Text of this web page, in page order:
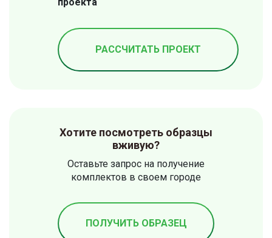
РАССЧИТАТЬ ПРОЕКТ
Хотите посмотреть образцы
вживую?
Оставьте запрос на получение
комплектов в своем городе
ПОЛУЧИТЬ ОБРАЗЕЦ